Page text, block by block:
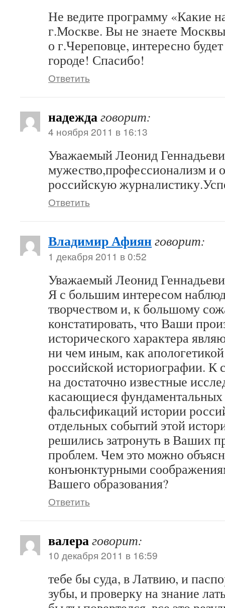
Не ведите программу «Какие
г.Москве. Вы не знаете
о г.Череповце, интересно
городе! Спасибо!
Ответить
надеждаговорит:
4 ноября 2011 в 16:13
Уважаемый Леонид
мужество,профессионализм и
российскую
Ответить
Владимир Афиянговорит:
1 декабря 2011 в 0:52
Уважаемый Леонид
Я с большим интересом
творчеством и, к большому
констатировать, что Ваши
исторического характера
ни чем иным, как
российской историографии. К
на достаточно известные
касающиеся
фальсификаций истории
отдельных событий этой
решились затронуть в Ваших
проблем. Чем это можно
конъюнктурными
Вашего образования?
Ответить
валераговорит:
10 декабря 2011 в 16:59
тебе бы суда, в Латвию, и
зубы, и проверку на знание